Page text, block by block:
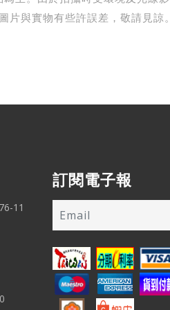
片與實物有些許誤差，敬請見諒。
11
訂閱電子報